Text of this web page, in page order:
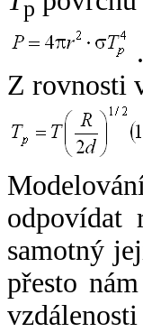
p
.
Z rovnosti
odpovídat
samotný
přesto